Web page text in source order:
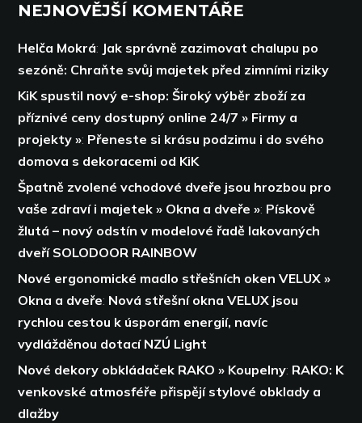
NEJNOVĚJŠÍ KOMENTÁŘE
Helča Mokrá: Jak správně zazimovat chalupu po
sezóně: Chraňte svůj majetek před zimními riziky
KiK spustil nový e-shop: Široký výběr zboží za
příznivé ceny dostupný online 24/7 » Firmy a
projekty »: Přeneste si krásu podzimu i do svého
domova s dekoracemi od KiK
Špatně zvolené vchodové dveře jsou hrozbou pro
vaše zdraví i majetek » Okna a dveře »: Pískově
žlutá – nový odstín v modelové řadě lakovaných
dveří SOLODOOR RAINBOW
Nové ergonomické madlo střešních oken VELUX »
Okna a dveře: Nová střešní okna VELUX jsou
rychlou cestou k úsporám energií, navíc
vydlážděnou dotací NZÚ Light
Nové dekory obkládaček RAKO » Koupelny: RAKO: K
venkovské atmosféře přispějí stylové obklady a
dlažby